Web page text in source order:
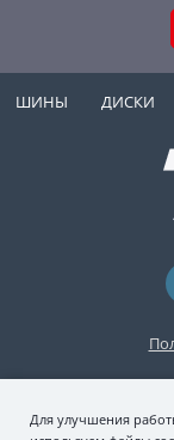
ШИНЫ ДИСКИ
2006-2026 ©
(зимние и летние
Для улучшения